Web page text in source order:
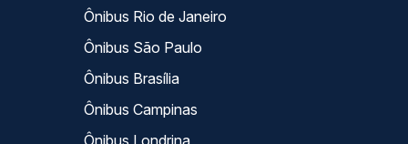
Ônibus Rio de Janeiro
Ônibus São Paulo
Ônibus Brasília
Ônibus Campinas
Ônibus Londrina